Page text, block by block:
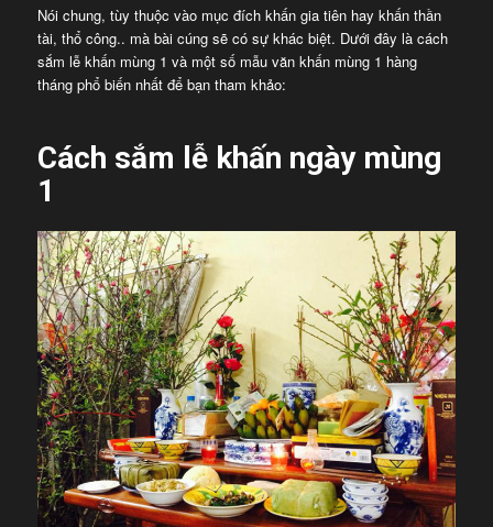
Nói chung, tùy thuộc vào mục đích khấn gia tiên hay khấn thần
tài, thổ công.. mà bài cúng sẽ có sự khác biệt. Dưới đây là cách
sắm lễ khấn mùng 1 và một số mẫu văn khấn mùng 1 hàng
tháng phổ biến nhất để bạn tham khảo:
Cách sắm lễ khấn ngày mùng
1